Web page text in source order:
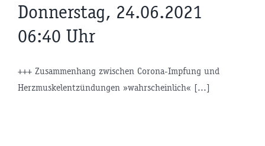
Donnerstag, 24.06.2021
06:40 Uhr
+++ Zusammenhang zwischen Corona-Impfung und
Herzmuskelentzündungen »wahrscheinlich« [...]